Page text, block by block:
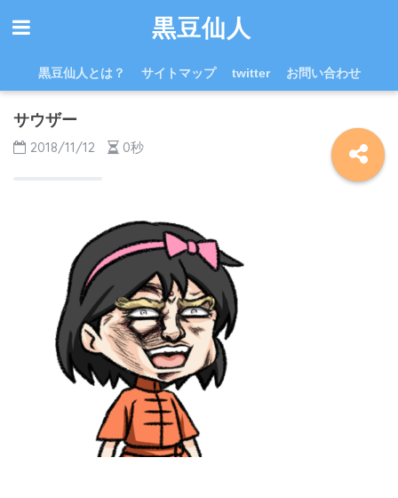
黒豆仙人
黒豆仙人とは？ サイトマップ twitter お問い合わせ
サウザー
2018/11/12 0秒